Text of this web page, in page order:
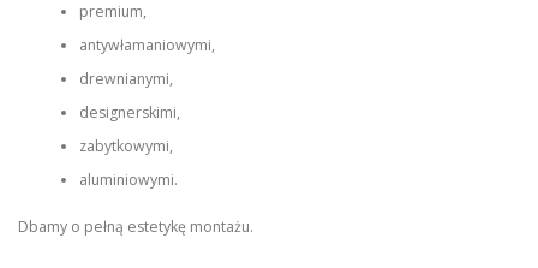
premium,
antywłamaniowymi,
drewnianymi,
designerskimi,
zabytkowymi,
aluminiowymi.
Dbamy o pełną estetykę montażu.